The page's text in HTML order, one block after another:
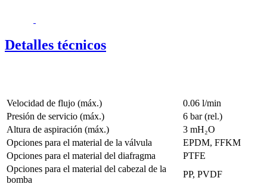
Detalles técnicos
Velocidad de flujo (máx.)
0.06 l/min
Presión de servicio (máx.)
6 bar (rel.)
Altura de aspiración (máx.)
3 mH₂O
Opciones para el material de la válvula
EPDM, FFKM
Opciones para el material del diafragma
PTFE
Opciones para el material del cabezal de la
bomba
PP, PVDF